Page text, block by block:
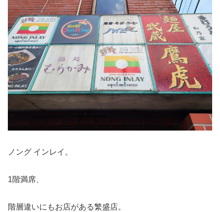
ノング インレイ。
1階満席、
階層違いにもお店がある繁盛店。